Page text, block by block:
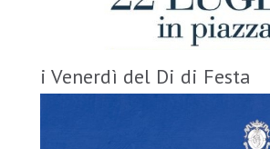
i Venerdì del Di di Festa